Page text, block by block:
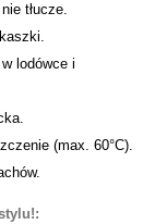
tłucze.
lodówce i
(max. 60°C).